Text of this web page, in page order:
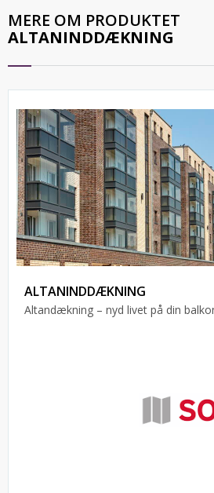
MERE OM PRODUKTET
ALTANINDDÆKNING
ALTANINDDÆKNING
Altandækning – nyd livet på din